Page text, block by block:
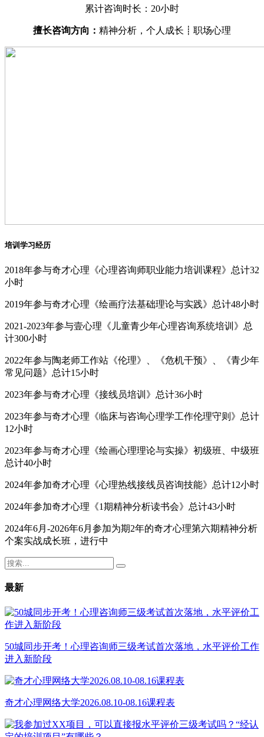
累计咨询时长：20小时
擅长咨询方向： 精神分析，个人成长┋职场心理
培训学习经历
2018年参与奇才心理《心理咨询师职业能力培训课程》总计32
小时
2019年参与奇才心理《绘画疗法基础理论与实践》总计48小时
2021-2023年参与壹心理《儿童青少年心理咨询系统培训》总
计300小时
2022年参与陶老师工作站《伦理》、《危机干预》、《青少年
常见问题》总计15小时
2023年参与奇才心理《接线员培训》总计36小时
2023年参与奇才心理《临床与咨询心理学工作伦理守则》总计
12小时
2023年参与奇才心理《绘画心理理论与实操》初级班、中级班
总计40小时
2024年参加奇才心理《心理热线接线员咨询技能》总计12小时
2024年参加奇才心理《1期精神分析读书会》总计43小时
2024年6月-2026年6月参加为期2年的奇才心理第六期精神分析
个案实战成长班，进行中
最新
50城同步开考！心理咨询师三级考试首次落地，水平评价工作
进入新阶段
奇才心理网络大学2026.08.10-08.16课程表